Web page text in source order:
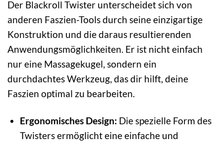
Der Blackroll Twister unterscheidet sich von
anderen Faszien-Tools durch seine einzigartige
Konstruktion und die daraus resultierenden
Anwendungsmöglichkeiten. Er ist nicht einfach
nur eine Massagekugel, sondern ein
durchdachtes Werkzeug, das dir hilft, deine
Faszien optimal zu bearbeiten.
Ergonomisches Design: Die spezielle Form des
Twisters ermöglicht eine einfache und